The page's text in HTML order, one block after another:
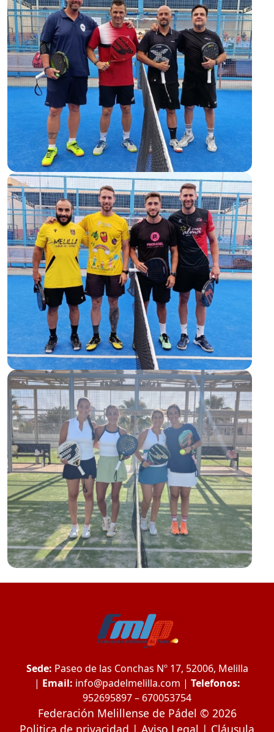
Sede: Paseo de las Conchas Nº 17, 52006, Melilla
| Email: info@padelmelilla.com | Telefonos:
952695897 – 670053754
Federación Melillense de Pádel © 2026